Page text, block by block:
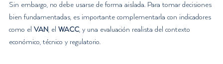
Sin embargo, no debe usarse de forma aislada. Para tomar decisiones
bien fundamentadas, es importante complementarla con indicadores
como el VAN, el WACC, y una evaluación realista del contexto
económico, técnico y regulatorio.